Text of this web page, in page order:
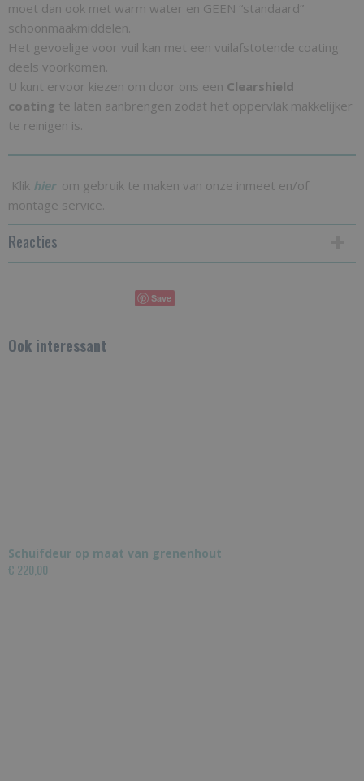
moet dan ook met warm water en GEEN “standaard”
schoonmaakmiddelen.
Het gevoelige voor vuil kan met een vuilafstotende coating
deels voorkomen.
U kunt ervoor kiezen om door ons een Clearshield
coating te laten aanbrengen zodat het oppervlak makkelijker
te reinigen is.
Klik hier om gebruik te maken van onze inmeet en/of
montage service.
Reacties
Save
Ook interessant
Schuifdeur op maat van grenenhout
€ 220,00